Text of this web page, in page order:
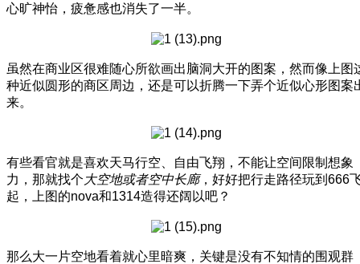
心旷神怡，疲惫感也消失了一半。
虽然在商业区很难随心所欲画出脑洞大开的图案，然而像上图
种近似圆形的商区周边，还是可以折腾一下弄个近似心形图案
来。
有些看官就是喜欢天马行空、自由飞翔，不能让空间限制想象
力，那就找个 大空地或者空中长廊，好好把行走路径玩到666
起，上图的nova和1314造得还阔以吧？
那么大一片空地看着就心里暗爽，关键是没有不知情的围观群